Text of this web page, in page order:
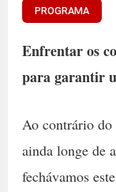
PROGRAMA
Enfrentar os
para garantir
Ao contrário do
ainda longe de
fechávamos